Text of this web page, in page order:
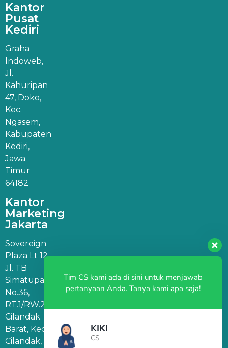
Kantor
Pusat
Kediri
Graha
Indoweb,
Jl.
Kahuripan
47, Doko,
Kec.
Ngasem,
Kabupaten
Kediri,
Jawa
Timur
64182
Kantor
Marketing
Jakarta
Sovereign
Plaza Lt 12,
Jl. TB
Simatupang
No.36,
RT.1/RW.2,
Cilandak
Barat, Kec.
Cilandak,
Tim CS kami ada di sini untuk menjawab
pertanyaan Anda. Tanya kami apa saja!
KIKI
CS